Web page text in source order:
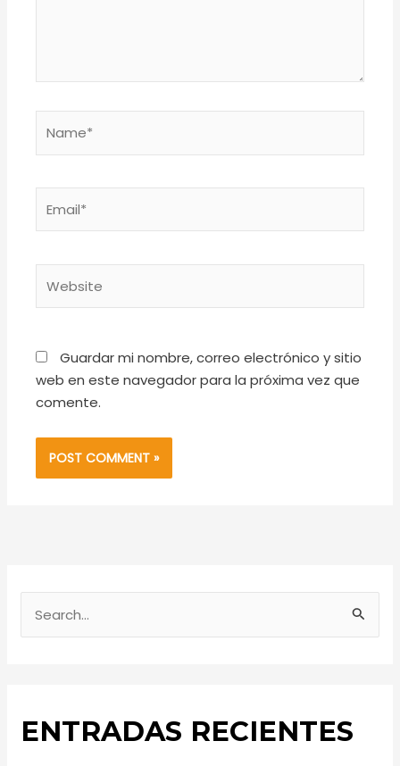
Guardar mi nombre, correo electrónico y sitio
web en este navegador para la próxima vez que
comente.
c
ENTRADAS RECIENTES